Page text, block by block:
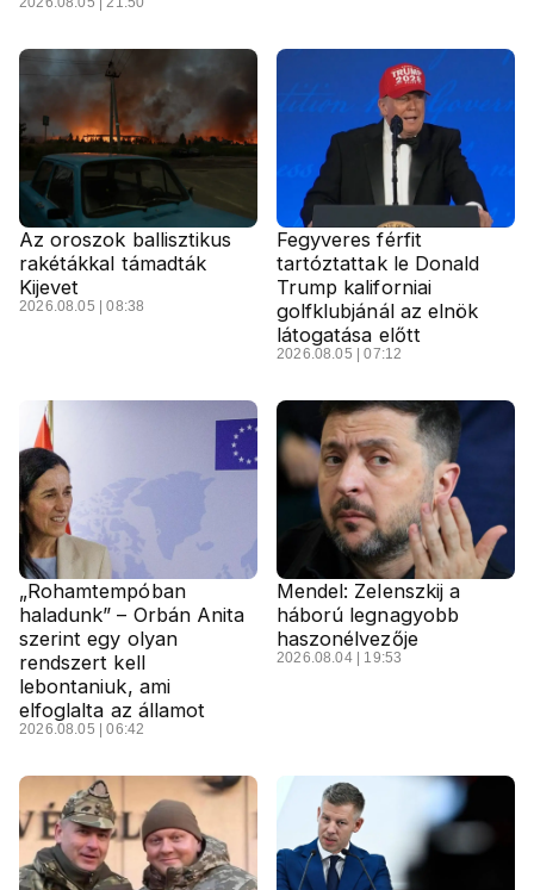
Az oroszok ballisztikus
rakétákkal támadták
Kijevet
2026.08.05 | 08:38
Fegyveres férfit
tartóztattak le Donald
Trump kaliforniai
golfklubjánál az elnök
látogatása előtt
2026.08.05 | 07:12
„Rohamtempóban
haladunk” – Orbán Anita
szerint egy olyan
rendszert kell
lebontaniuk, ami
elfoglalta az államot
2026.08.05 | 06:42
Mendel: Zelenszkij a
háború legnagyobb
haszonélvezője
2026.08.04 | 19:53